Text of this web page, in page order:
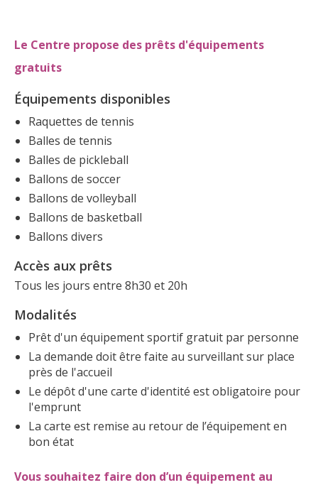
Le Centre propose des prêts d'équipements
gratuits
Équipements disponibles
Raquettes de tennis
Balles de tennis
Balles de pickleball
Ballons de soccer
Ballons de volleyball
Ballons de basketball
Ballons divers
Accès aux prêts
Tous les jours entre 8h30 et 20h
Modalités
Prêt d'un équipement sportif gratuit par personne
La demande doit être faite au surveillant sur place
près de l'accueil
Le dépôt d'une carte d'identité est obligatoire pour
l'emprunt
La carte est remise au retour de l’équipement en
bon état
Vous souhaitez faire don d’un équipement au